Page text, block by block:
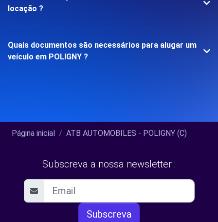
locação ?
Quais documentos são necessários para alugar um
veículo em POLIGNY ?
Página inicial ATB AUTOMOBILES - POLIGNY (C)
Subscreva a nossa newsletter :
Subscreva